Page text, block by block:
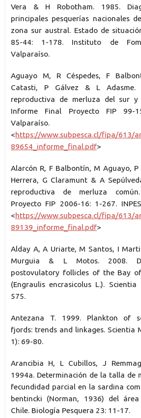
Vera & H Robotham. 1985.
principales pesquerías nacionales
zona sur austral. Estado de
85-44: 1-178. Instituto de
Valparaíso.
Aguayo M, R Céspedes, F
Catasti, P Gálvez & L Adasme.
reproductiva de merluza del sur y
Informe Final Proyecto FIP 99-
Valparaíso.
<https://www.subpesca.cl/fipa/613/
89654_informe_final.pdf>
Alarcón R, F Balbontín, M Aguayo, P
Herrera, G Claramunt & A
reproductiva de merluza
Proyecto FIP 2006-16: 1-267.
<https://www.subpesca.cl/fipa/613/
89139_informe_final.pdf>
Alday A, A Uriarte, M Santos, I
Murguia & L Motos. 2008.
postovulatory follicles of the Bay
(Engraulis encrasicolus L.).
575.
Antezana T. 1999. Plankton of
fjords: trends and linkages. Scientia
1): 69-80.
Arancibia H, L Cubillos, J
1994a. Determinación de la talla de
fecundidad parcial en la sardina
bentincki (Norman, 1936) del
Chile. Biología Pesquera 23: 11-17.